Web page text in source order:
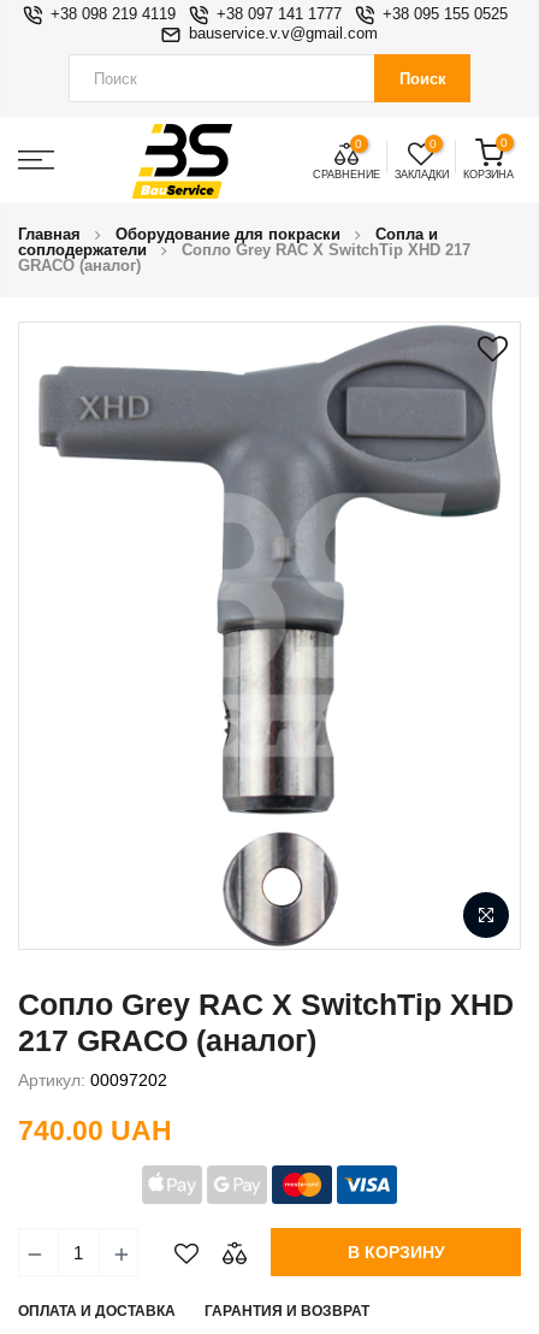
+38 098 219 4119 +38 097 141 1777
+38 095 155 0525
bauservice.v.v@gmail.com
Поиск
0
СРАВНЕНИЕ
0
ЗАКЛАДКИ
0
КОРЗИНА
Главная Оборудование для покраски
Сопла и
соплодержатели
Сопло Grey RAC X SwitchTip XHD 217
GRACO (аналог)
Сопло Grey RAC X SwitchTip XHD
217 GRACO (аналог)
Артикул: 00097202
740.00 UAH
В КОРЗИНУ
ОПЛАТА И ДОСТАВКА ГАРАНТИЯ И ВОЗВРАТ